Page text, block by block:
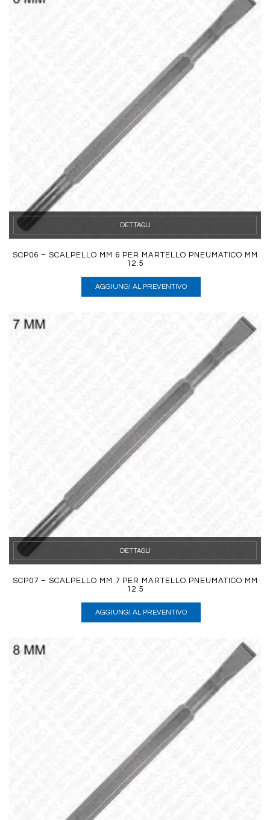
DETTAGLI
SCP06 – SCALPELLO MM 6 PER MARTELLO PNEUMATICO MM
12.5
AGGIUNGI AL PREVENTIVO
DETTAGLI
SCP07 – SCALPELLO MM 7 PER MARTELLO PNEUMATICO MM
12.5
AGGIUNGI AL PREVENTIVO